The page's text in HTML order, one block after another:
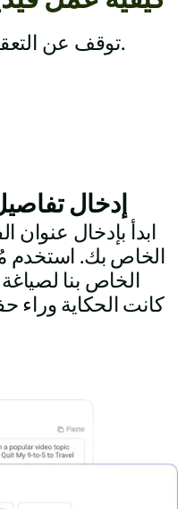
🎬 توقف عن التعقيد. ابدأ بالابتكار.
إدخال
ابدأ بإدخال عنوان
الخاص بك. استخدم
الخاص بنا
كانت الحكاية وراء